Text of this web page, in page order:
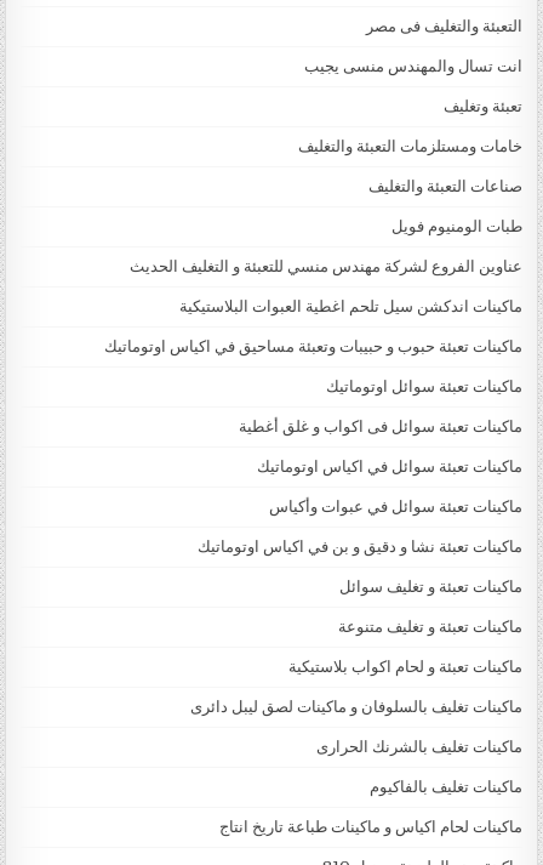
التعبئة والتغليف فى مصر
انت تسال والمهندس منسى يجيب
تعبئة وتغليف
خامات ومستلزمات التعبئة والتغليف
صناعات التعبئة والتغليف
طبات الومنيوم فويل
عناوين الفروع لشركة مهندس منسي للتعبئة و التغليف الحديث
ماكينات اندكشن سيل تلحم اغطية العبوات البلاستيكية
ماكينات تعبئة حبوب و حبيبات وتعبئة مساحيق في اكياس اوتوماتيك
ماكينات تعبئة سوائل اوتوماتيك
ماكينات تعبئة سوائل فى اكواب و غلق أغطية
ماكينات تعبئة سوائل في اكياس اوتوماتيك
ماكينات تعبئة سوائل في عبوات وأكياس
ماكينات تعبئة نشا و دقيق و بن في اكياس اوتوماتيك
ماكينات تعبئة و تغليف سوائل
ماكينات تعبئة و تغليف متنوعة
ماكينات تعبئة و لحام اكواب بلاستيكية
ماكينات تغليف بالسلوفان و ماكينات لصق ليبل دائرى
ماكينات تغليف بالشرنك الحرارى
ماكينات تغليف بالفاكيوم
ماكينات لحام اكياس و ماكينات طباعة تاريخ انتاج